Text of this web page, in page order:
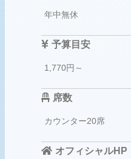
年中無休
予算目安
1,770円～
席数
カウンター20席
オフィシャルHP